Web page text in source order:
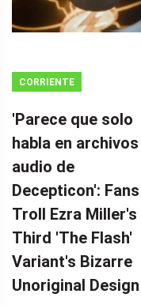
CORRIENTE
'Parece que solo
habla en
audio de
Decepticon': Fans
Troll Ezra Miller's
Third 'The Flash'
Variant's Bizarre
Unoriginal Design